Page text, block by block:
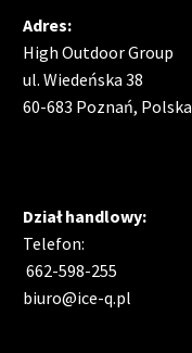
Adres:
High Outdoor Group
ul. Wiedeńska 38
60-683 Poznań, Polska
Dział handlowy:
Telefon:
662-598-255
biuro@ice-q.pl